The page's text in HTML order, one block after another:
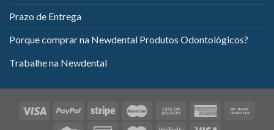
Prazo de Entrega
Porque comprar na Newdental Produtos Odontológicos?
Trabalhe na Newdental